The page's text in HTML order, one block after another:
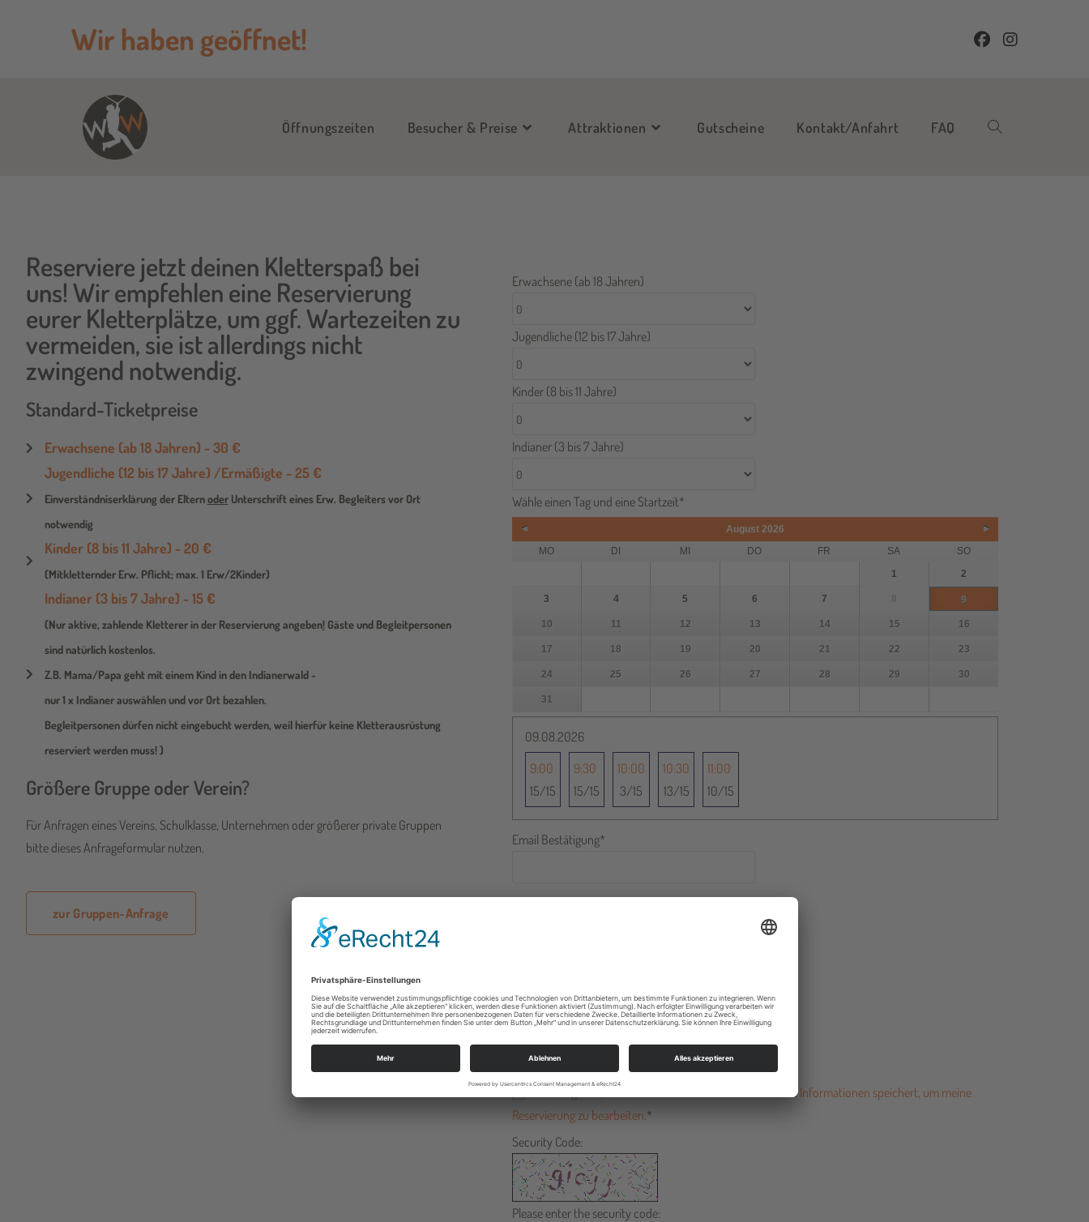
Wir haben geöffnet!
Öffnungszeiten Besucher & Preise Attraktionen Gutscheine Kontakt/Anfahrt FAQ
Reserviere jetzt deinen Kletterspaß bei
uns! Wir empfehlen eine Reservierung
eurer Kletterplätze, um ggf. Wartezeiten zu
vermeiden, sie ist allerdings nicht
zwingend notwendig.
Standard-Ticketpreise
Erwachsene (ab 18 Jahren) - 30 €
Jugendliche (12 bis 17 Jahre) /Ermäßigte - 25 €
Einverständniserklärung der ElternoderUnterschrift eines Erw. Begleiters vor Ort
notwendig
Kinder (8 bis 11 Jahre) - 20 €
(Mitkletternder Erw. Pflicht; max. 1 Erw/2Kinder)
Indianer (3 bis 7 Jahre) - 15 €
(Nur aktive, zahlende Kletterer in der Reservierung angeben!Gäste und Begleitpersonen
sind natürlich kostenlos.
Z.B. Mama/Papa geht mit einem Kind in den Indianerwald -
nur 1 x Indianer auswählen und vor Ort bezahlen.
Begleitpersonen dürfen nicht eingebucht werden, weil hierfür keine Kletterausrüstung
reserviert werden muss! )
Größere Gruppe oder Verein?
Für Anfragen eines Vereins, Schulklasse, Unternehmen oder größerer private Gruppen
bitte dieses Anfrageformular nutzen.
zur Gruppen-Anfrage
Erwachsene (ab 18 Jahren)
Jugendliche (12 bis 17 Jahre)
Kinder (8 bis 11 Jahre)
Indianer (3 bis 7 Jahre)
Wähle einen Tag und eine Startzeit*
August 2026
MO
DI MI DO FR SA
SO
1
2
3 4 5 6 7 9
10 11 12 13 14 15 16
17 18 19 20 21 22 23
24 25 26 27 28 29 30
31
09.08.2026
9:00
15 15
9:30
15 15
10:00
3 15
10:30
13 15
11:00
10 15
Email Bestätigung*
Nachname*
Ich willige ein, dass diese Website meine übermittelten Informationen speichert, um meine
Reservierung zu bearbeiten.*
Security Code:
Please enter the security code: